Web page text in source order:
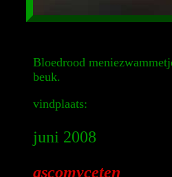
Bloedrood
beuk.
vindplaats:
juni 2008
ascomyceten